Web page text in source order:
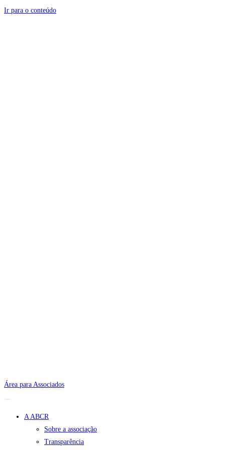
Ir para o conteúdo
Área para Associados
A ABCR
Sobre a associação
Transparência